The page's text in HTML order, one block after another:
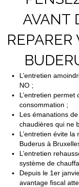
AVANT
REPARER
L’entretien
NO ;
L’entretien permet
consommation ;
Les émanations
chaudières qui ne
L’entretien évite
Buderus à
L’entretien
système de
Depuis le 1er
avantage fiscal